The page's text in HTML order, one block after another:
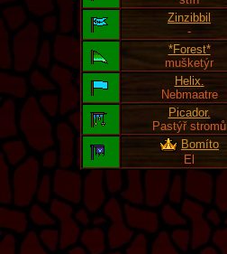
Zinzibbil
-
*Forest*
mušketýr
Helix.
Nebmaatre
Picador.
Pastýř stromů
Bomíto
El